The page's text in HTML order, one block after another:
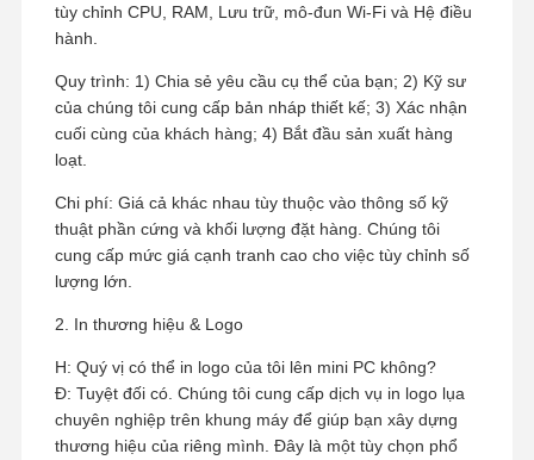
tùy chỉnh CPU, RAM, Lưu trữ, mô-đun Wi-Fi và Hệ điều
hành.
Quy trình: 1) Chia sẻ yêu cầu cụ thể của bạn; 2) Kỹ sư
của chúng tôi cung cấp bản nháp thiết kế; 3) Xác nhận
cuối cùng của khách hàng; 4) Bắt đầu sản xuất hàng
loạt.
Chi phí: Giá cả khác nhau tùy thuộc vào thông số kỹ
thuật phần cứng và khối lượng đặt hàng. Chúng tôi
cung cấp mức giá cạnh tranh cao cho việc tùy chỉnh số
lượng lớn.
2. In thương hiệu & Logo
H: Quý vị có thể in logo của tôi lên mini PC không?
Đ: Tuyệt đối có. Chúng tôi cung cấp dịch vụ in logo lụa
chuyên nghiệp trên khung máy để giúp bạn xây dựng
thương hiệu của riêng mình. Đây là một tùy chọn phổ